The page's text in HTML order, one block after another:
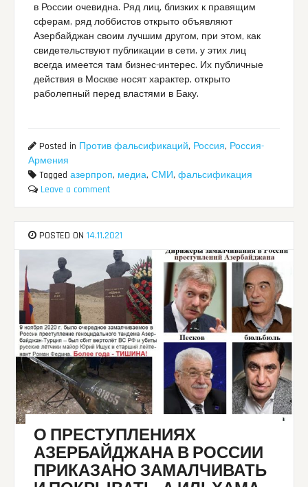
в России очевидна. Ряд лиц, близких к правящим
сферам, ряд лоббистов открыто объявляют
Азербайджан своим лучшим другом, при этом, как
свидетельствуют публикации в сети, у этих лиц
всегда имеется там бизнес-интерес. Их публичные
действия в Москве носят характер, открыто
раболепный перед властями в Баку.
Posted in Против фальсификаций, Россия, Россия-
Армения
Taggedазерпроп, медиа,СМИ,фальсификация
Leave a comment
POSTED ON14.11.2021
О ПРЕСТУПЛЕНИЯХ
АЗЕРБАЙДЖАНА В РОССИИ
ПРИКАЗАНО ЗАМАЛЧИВАТЬ